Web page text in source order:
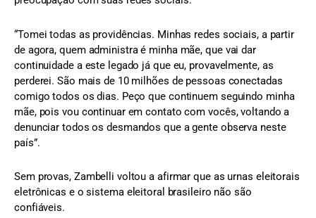
“Tomei todas as providências. Minhas redes sociais, a partir
de agora, quem administra é minha mãe, que vai dar
continuidade a este legado já que eu, provavelmente, as
perderei. São mais de 10 milhões de pessoas conectadas
comigo todos os dias. Peço que continuem seguindo minha
mãe, pois vou continuar em contato com vocês, voltando a
denunciar todos os desmandos que a gente observa neste
país”.
Sem provas, Zambelli voltou a afirmar que as urnas eleitorais
eletrônicas e o sistema eleitoral brasileiro não são
confiáveis.